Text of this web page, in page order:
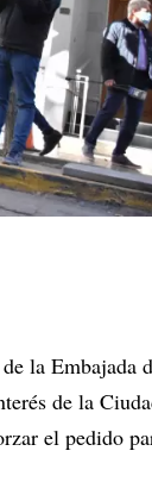
la Embajada
de la
el pedido